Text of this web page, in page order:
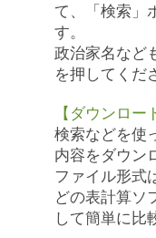
て、「検索」
す。
政治家名など
を押してくだ
【ダウンロー
検索などを使
内容をダウン
ファイル形式
どの表計算ソ
して簡単に比